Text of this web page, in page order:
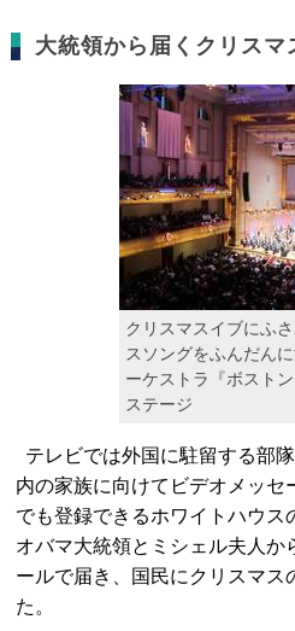
大統領から届くクリスマ
クリスマスイブにふ
スソングをふんだん
ーケストラ『ボスト
ステージ
テレビでは外国に駐留する部
内の家族に向けてビデオメッセ
でも登録できるホワイトハウス
オバマ大統領とミシェル夫人か
ールで届き、国民にクリスマス
た。